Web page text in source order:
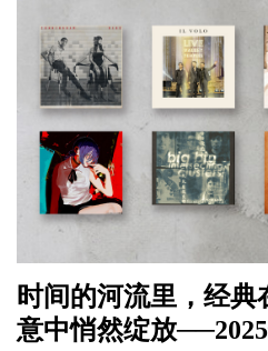
时间的河流里，经典
意中悄然绽放